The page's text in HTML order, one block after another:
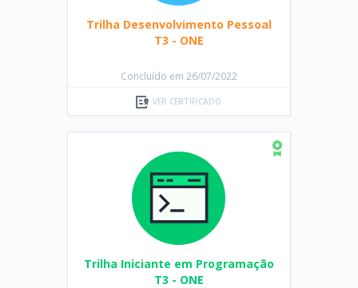
Trilha Desenvolvimento Pessoal
T3 - ONE
Concluído em 26/07/2022
VER CERTIFICADO
Trilha Iniciante em Programação
T3 - ONE